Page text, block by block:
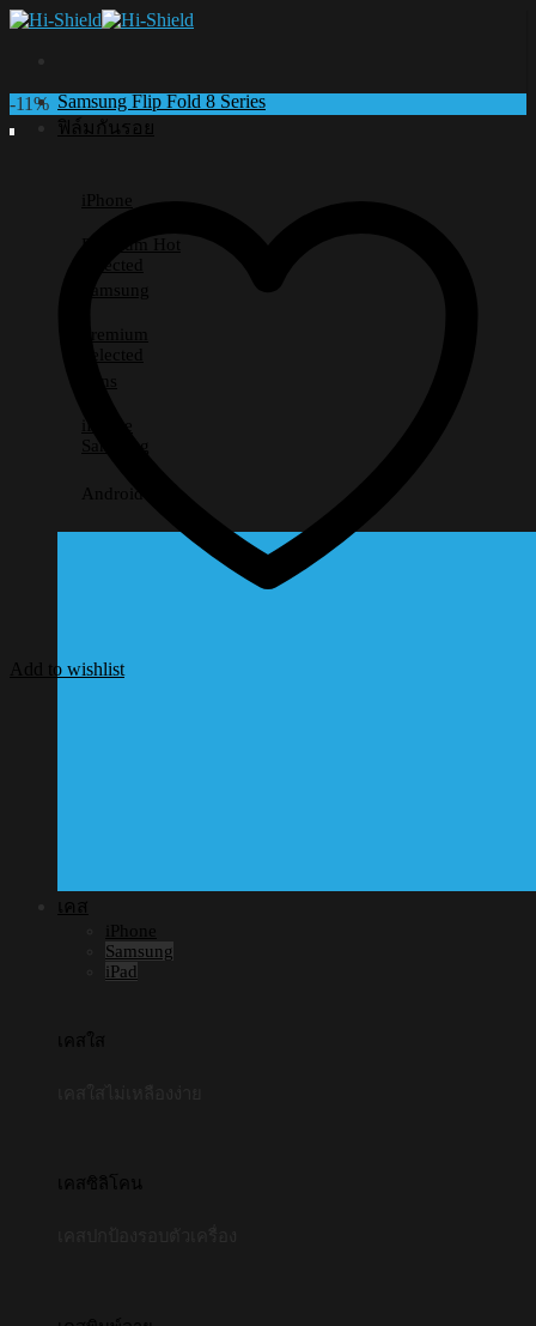
Skip
Samsung Flip Fold 8 Series
ฟิล์มกันรอย
iPhone
Premium
Selected
Samsung
Premium
Selected
Lens
iPhone
Samsung
Android อื่นๆ
เคส
iPhone
Samsung
iPad
เคสใส
เคสซิลิโคน
-11%
Add to wishlist